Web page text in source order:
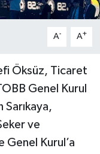
A- A+
Öksüz, Ticaret
Genel Kurul
ve
Kurul’a